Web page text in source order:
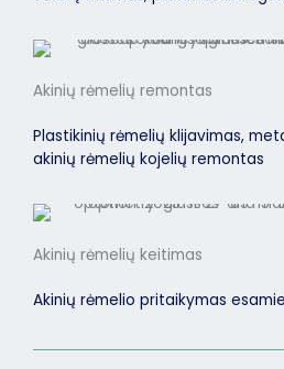
Akinių rėmelių remontas
Plastikinių rėmelių klijavimas,
akinių rėmelių kojelių remontas
Akinių rėmelių keitimas
Akinių rėmelio pritaikymas